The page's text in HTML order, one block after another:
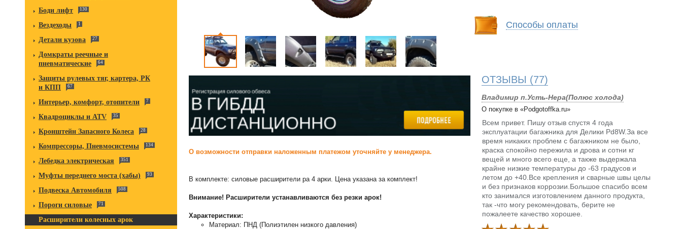
Боди лифт 130
Вездеходы 1
Детали кузова 27
Домкраты реечные и
пневматические
64
Защиты рулевых тяг, картера, РК
и КПП
67
Интерьер, комфорт, отопители 7
Квадроциклы и ATV 35
Кронштейн Запасного Колеса 28
Компрессоры, Пневмосистемы 134
Лебедка электрическая 351
Муфты переднего моста (хабы) 93
Подвеска Автомобиля 508
Пороги силовые 71
Расширители колесных арок
О возможности отправки наложенным платежом уточняйте у менеджера.
В комплекте: силовые расширители ра 4 арки. Цена указана за комплект!
Внимание! Расширители устанавливаются без резки арок!
Характеристики:
Материал: ПНД (Полиэтилен низкого давления)
Способы оплаты
ОТЗЫВЫ (77)
Владимир п.Усть-Нера(Полюс холода)
О покупке в «Podgotoffka.ru»
Всем привет. Пишу отзыв спустя 4 года
эксплуатации багажника для Делики Pd8W.За все
время никаких проблем с багажником не было,
краска спокойно пережила и дрова и сотни кг
вещей и много всего еще, а также выдержала
крайне низкие температуры до -63 градусов и
летом до +40.Все крепления и сварные швы целы
и без признаков коррозии.Большое спасибо всем
кто занимался изготовлением данного продукта,
так -что могу рекомендовать, берите не
пожалеете качество хорошее.